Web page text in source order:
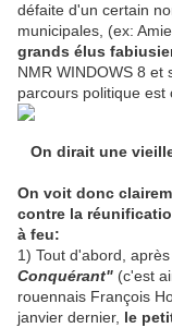
défaite d'un certain
municipales, (ex:
grands élus
NMR WINDOWS 8 et
parcours politique est
On dirait une
On voit donc
contre la
à feu:
1) Tout d'abord,
Conquérant" (c'est
rouennais François
janvier dernier, le